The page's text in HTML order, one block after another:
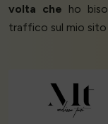
volta che ho
traffico sul mio sito